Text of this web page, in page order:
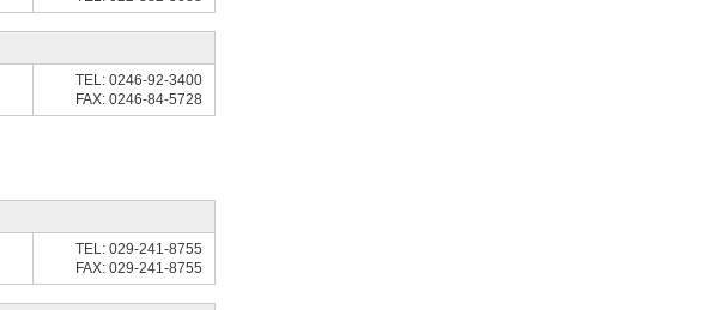
TEL: 0246-92-3400
FAX: 0246-84-5728
TEL: 029-241-8755
FAX: 029-241-8755